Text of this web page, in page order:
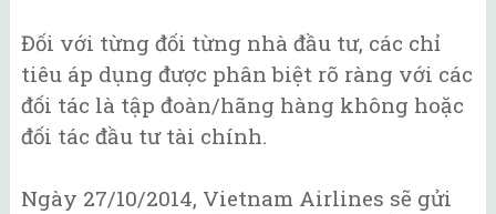
Đối với từng đối từng nhà đầu tư, các chỉ
tiêu áp dụng được phân biệt rõ ràng với các
đối tác là tập đoàn/hãng hàng không hoặc
đối tác đầu tư tài chính.
Ngày 27/10/2014, Vietnam Airlines sẽ gửi